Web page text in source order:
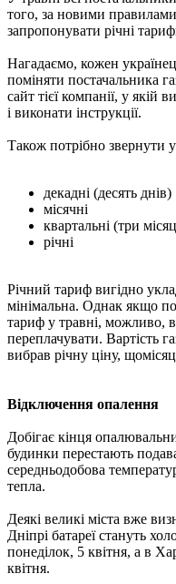
того, за новими
запропонувати річні
Нагадаємо, кожен
поміняти постачальника
сайт тієї компанії, у якій
і виконати інструкції.
Також потрібно звернути
декадні (десять днів)
місячні
квартальні (три
річні
Річний тариф вигідно
мінімальна. Однак якщо
тариф у травні, можливо,
переплачувати. Вартість
вибрав річну ціну,
Відключення опалення
Добігає кінця
будинки перестають
середньодобова
тепла.
Деякі великі міста вже
Дніпрі батареї стануть
понеділок, 5 квітня, а в
квітня.